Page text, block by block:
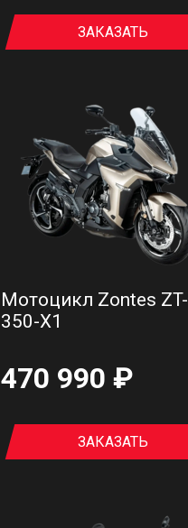
ЗАКАЗАТЬ
Мотоцикл Zontes ZT-
350-X1
470 990 ₽
ЗАКАЗАТЬ